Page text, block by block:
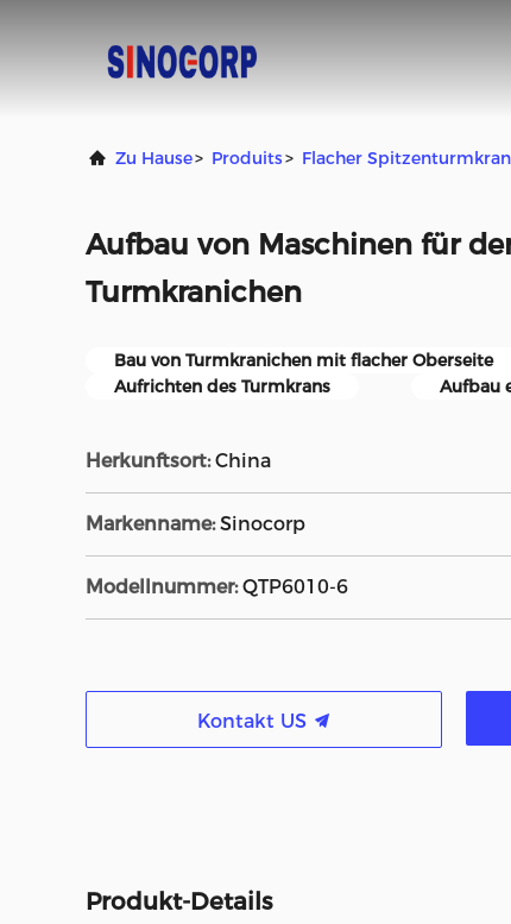
Zu Hause> Produits> Flacher Spitzenturmkran
Aufbau von Maschinen für
Turmkranichen
Bau von Turmkranichen mit flacher Oberseite
Aufrichten des Turmkrans
Aufbau
Herkunftsort: China
Markenname: Sinocorp
Modellnummer: QTP6010-6
Kontakt US
Produkt-Details